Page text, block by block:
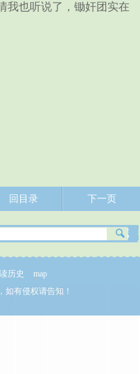
也听说了，锄奸团实在
回目录 下一页
历史
map
如有侵权请告知！